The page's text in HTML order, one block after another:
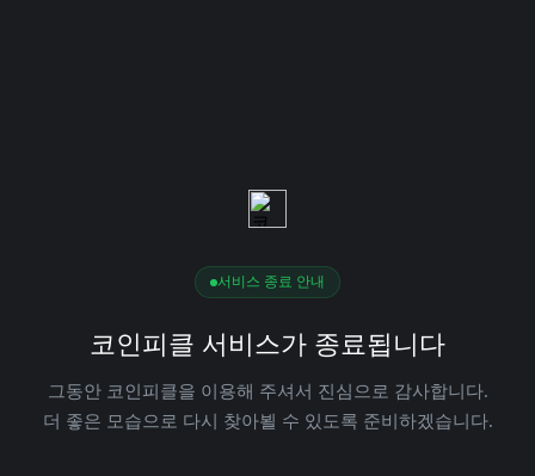
서비스 종료 안내
코인피클 서비스가 종료됩니다
그동안 코인피클을 이용해 주셔서 진심으로 감사합니다.
더 좋은 모습으로 다시 찾아뵐 수 있도록 준비하겠습니다.